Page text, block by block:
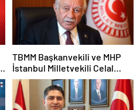
TBMM Başkanvekili ve MHP
İstanbul Milletvekili Celal
Adan: Kan ve kin devri
kapanmıştır